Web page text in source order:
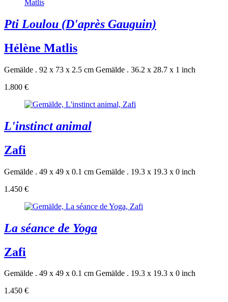
Pti Loulou (D'après Gauguin)
Hélène Matlis
Gemälde . 92 x 73 x 2.5 cm Gemälde . 36.2 x 28.7 x 1 inch
1.800 €
L'instinct animal
Zafi
Gemälde . 49 x 49 x 0.1 cm Gemälde . 19.3 x 19.3 x 0 inch
1.450 €
La séance de Yoga
Zafi
Gemälde . 49 x 49 x 0.1 cm Gemälde . 19.3 x 19.3 x 0 inch
1.450 €